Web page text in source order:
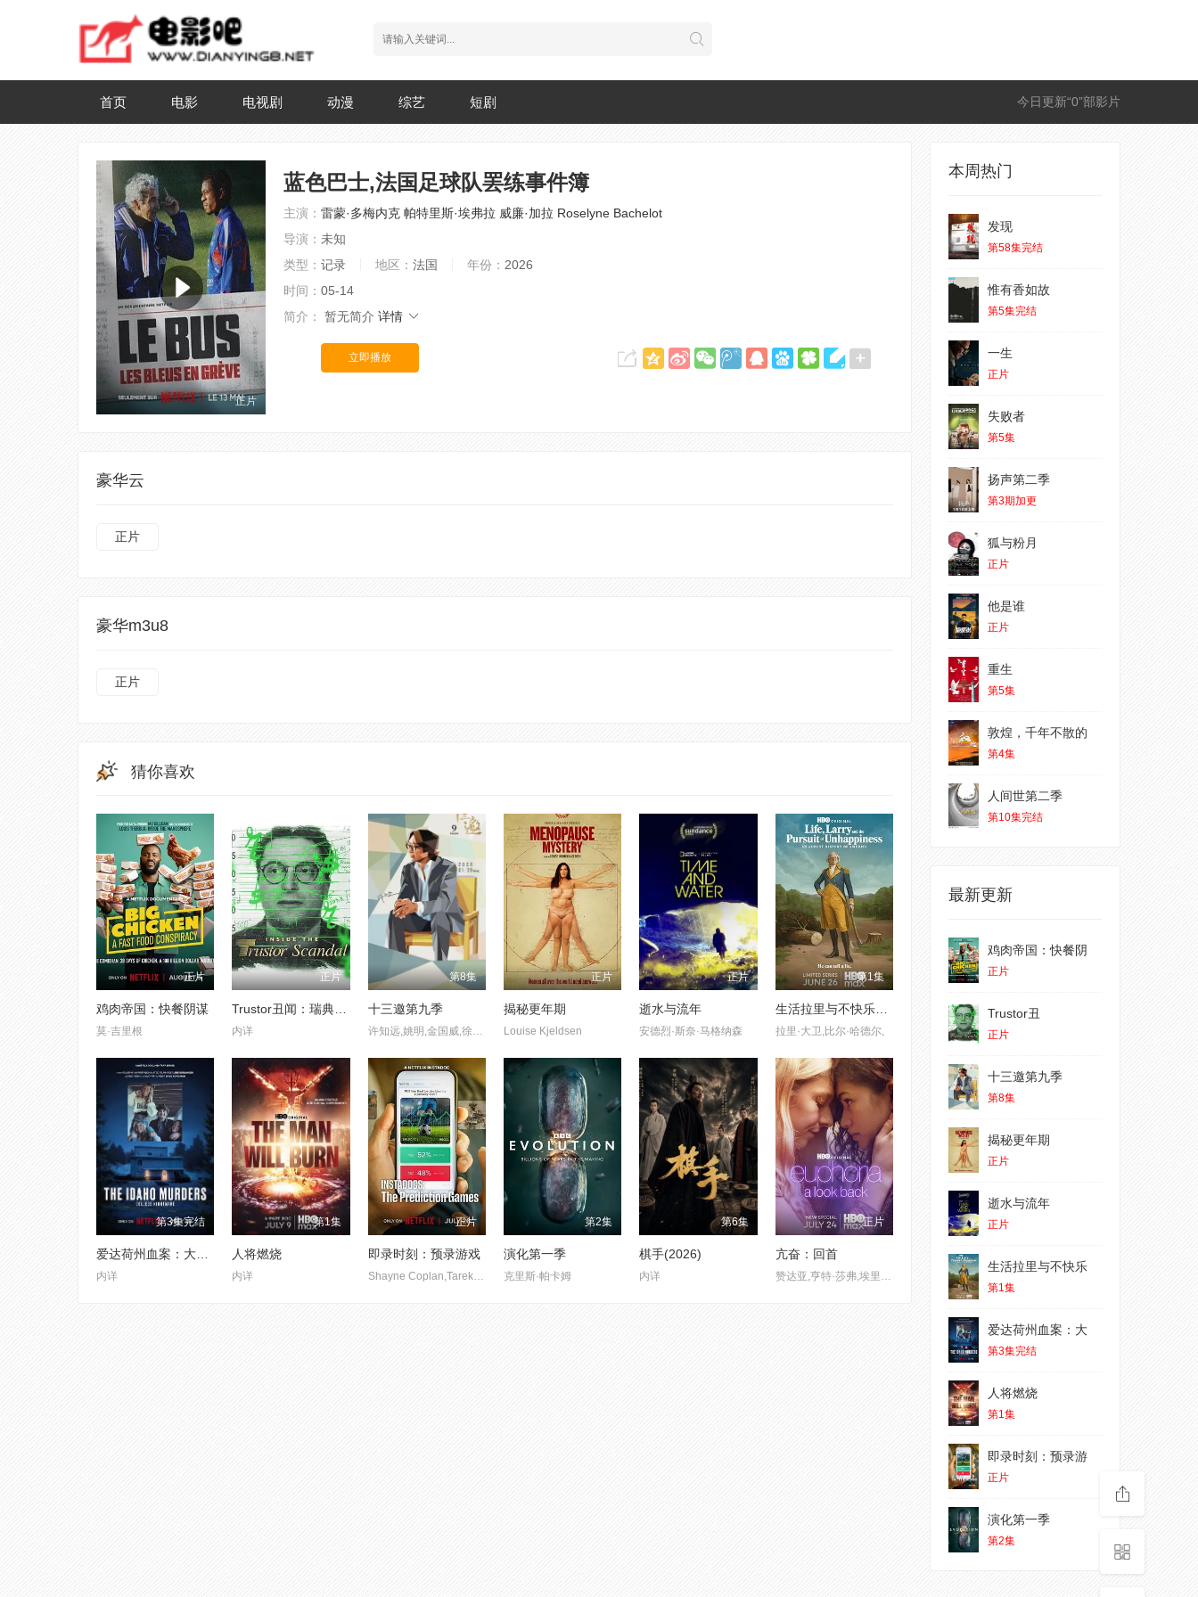
今日更新“0”部影片
首页 电影 电视剧 动漫 综艺 短剧
正片
蓝色巴士,法国足球队罢练事件簿
主演： 雷蒙·多梅内克 帕特里斯·埃弗拉 威廉·加拉 Roselyne Bachelot
导演： 未知
类型： 记录 地区： 法国 年份： 2026
时间： 05-14
简介：
暂无简介 详情
立即播放
豪华云
正片
豪华m3u8
正片
猜你喜欢
正片
鸡肉帝国：快餐阴谋
莫·吉里根
正片
Trustor丑闻：瑞典金融案内幕
内详
第8集
十三邀第九季
许知远,姚明,金国威,徐小虎,朱塞佩·托纳多雷,金耀基,王羽佳
正片
揭秘更年期
Louise Kjeldsen
正片
逝水与流年
安德烈·斯奈·马格纳森
第1集
生活拉里与不快乐的追求 一部美国史
拉里·大卫,比尔·哈德尔,
第3集完结
内详
第1集
人将燃烧
内详
正片
即录时刻：预录游戏
Shayne Coplan,Tarek Mansour
第2集
演化第一季
克里斯·帕卡姆
第6集
棋手(2026)
内详
正片
亢奋：回首
赞达亚,亨特·莎弗,埃里克·迪恩,雅各布·艾洛蒂,西德尼·斯维尼,亚历克萨·德米,茉德·阿帕图,科尔曼·多明戈,罗莎莉亚,莎朗·斯通,萨姆·莱文森
本周热门
发现
第58集完结
惟有香如故
第5集完结
一生
正片
失败者
第5集
扬声第二季
第3期加更
狐与粉月
正片
他是谁
正片
重生
第5集
敦煌，千年不散的
第4集
人间世第二季
第10集完结
最新更新
鸡肉帝国：快餐阴
正片
Trustor丑
正片
十三邀第九季
第8集
揭秘更年期
正片
逝水与流年
正片
生活拉里与不快乐
第1集
爱达荷州血案：大
第3集完结
人将燃烧
第1集
即录时刻：预录游
正片
演化第一季
第2集